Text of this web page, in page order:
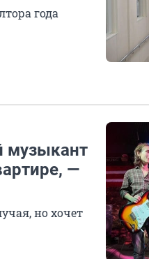
года
музыкант
—
но хочет